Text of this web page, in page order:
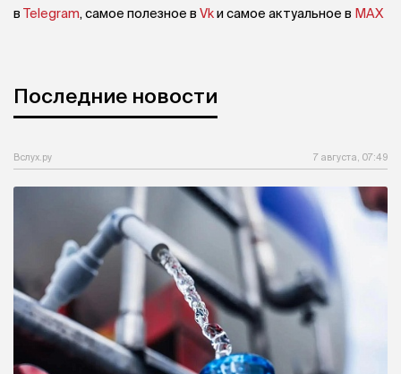
в Telegram, самое полезное в Vkи самое актуальное в MAX
Последние новости
Вслух.ру 7 августа, 07:49